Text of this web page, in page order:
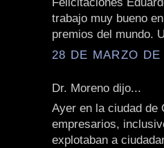
trabajo muy bueno
premios del mundo.
28 DE MARZO
Dr. Moreno dijo...
Ayer en la ciudad de
empresarios,
explotaban a